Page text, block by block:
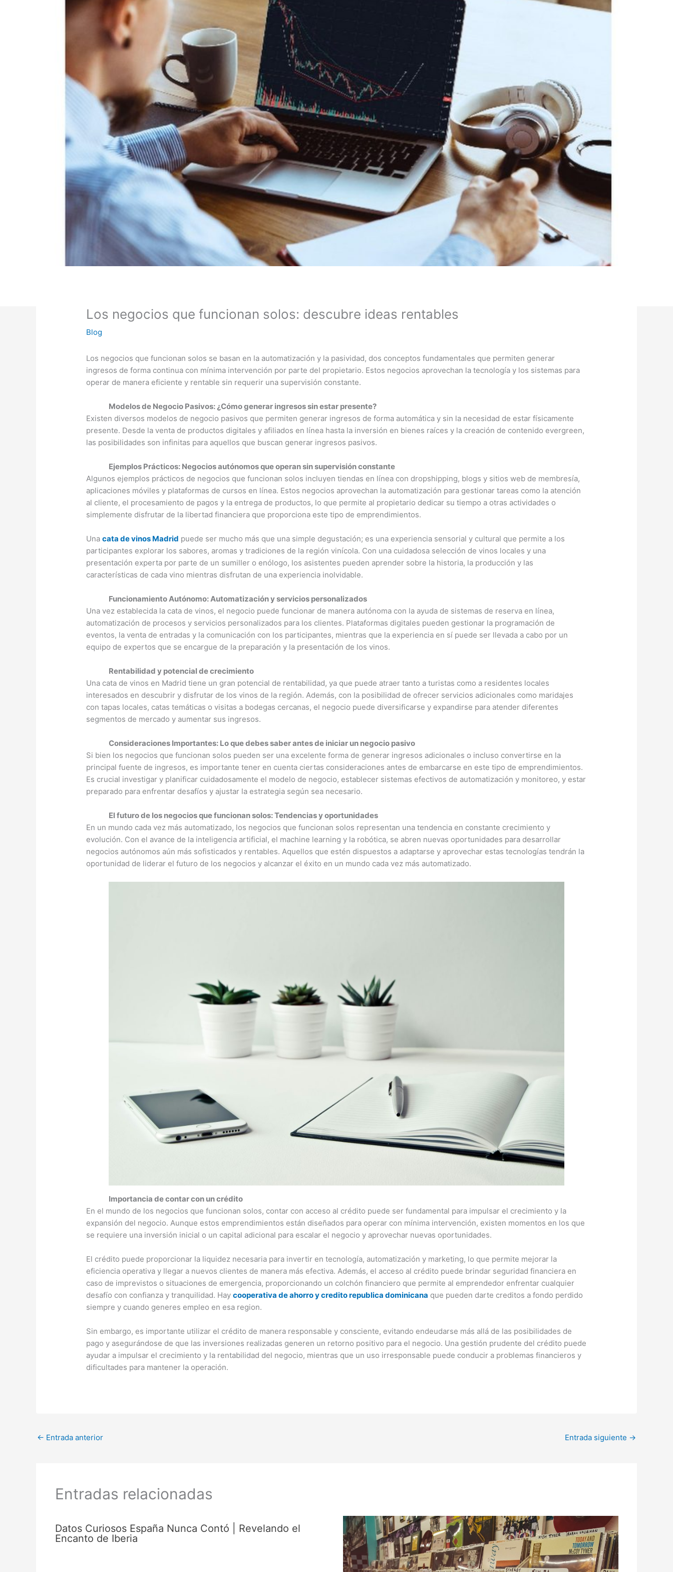
Los negocios que funcionan solos: descubre ideas rentables
Blog
Los negocios que funcionan solos se basan en la automatización y la pasividad, dos conceptos fundamentales que permiten generar
ingresos de forma continua con mínima intervención por parte del propietario. Estos negocios aprovechan la tecnología y los sistemas para
operar de manera eficiente y rentable sin requerir una supervisión constante.
Modelos de Negocio Pasivos: ¿Cómo generar ingresos sin estar presente?
Existen diversos modelos de negocio pasivos que permiten generar ingresos de forma automática y sin la necesidad de estar físicamente
presente. Desde la venta de productos digitales y afiliados en línea hasta la inversión en bienes raíces y la creación de contenido evergreen,
las posibilidades son infinitas para aquellos que buscan generar ingresos pasivos.
Ejemplos Prácticos: Negocios autónomos que operan sin supervisión constante
Algunos ejemplos prácticos de negocios que funcionan solos incluyen tiendas en línea con dropshipping, blogs y sitios web de membresía,
aplicaciones móviles y plataformas de cursos en línea. Estos negocios aprovechan la automatización para gestionar tareas como la atención
al cliente, el procesamiento de pagos y la entrega de productos, lo que permite al propietario dedicar su tiempo a otras actividades o
simplemente disfrutar de la libertad financiera que proporciona este tipo de emprendimientos.
Unacata de vinos Madrid puede ser mucho más que una simple degustación; es una experiencia sensorial y cultural que permite a los
participantes explorar los sabores, aromas y tradiciones de la región vinícola. Con una cuidadosa selección de vinos locales y una
presentación experta por parte de un sumiller o enólogo, los asistentes pueden aprender sobre la historia, la producción y las
características de cada vino mientras disfrutan de una experiencia inolvidable.
Funcionamiento Autónomo: Automatización y servicios personalizados
Una vez establecida la cata de vinos, el negocio puede funcionar de manera autónoma con la ayuda de sistemas de reserva en línea,
automatización de procesos y servicios personalizados para los clientes. Plataformas digitales pueden gestionar la programación de
eventos, la venta de entradas y la comunicación con los participantes, mientras que la experiencia en sí puede ser llevada a cabo por un
equipo de expertos que se encargue de la preparación y la presentación de los vinos.
Rentabilidad y potencial de crecimiento
Una cata de vinos en Madrid tiene un gran potencial de rentabilidad, ya que puede atraer tanto a turistas como a residentes locales
interesados en descubrir y disfrutar de los vinos de la región. Además, con la posibilidad de ofrecer servicios adicionales como maridajes
con tapas locales, catas temáticas o visitas a bodegas cercanas, el negocio puede diversificarse y expandirse para atender diferentes
segmentos de mercado y aumentar sus ingresos.
Consideraciones Importantes: Lo que debes saber antes de iniciar un negocio pasivo
Si bien los negocios que funcionan solos pueden ser una excelente forma de generar ingresos adicionales o incluso convertirse en la
principal fuente de ingresos, es importante tener en cuenta ciertas consideraciones antes de embarcarse en este tipo de emprendimientos.
Es crucial investigar y planificar cuidadosamente el modelo de negocio, establecer sistemas efectivos de automatización y monitoreo, y estar
preparado para enfrentar desafíos y ajustar la estrategia según sea necesario.
El futuro de los negocios que funcionan solos: Tendencias y oportunidades
En un mundo cada vez más automatizado, los negocios que funcionan solos representan una tendencia en constante crecimiento y
evolución. Con el avance de la inteligencia artificial, el machine learning y la robótica, se abren nuevas oportunidades para desarrollar
negocios autónomos aún más sofisticados y rentables. Aquellos que estén dispuestos a adaptarse y aprovechar estas tecnologías tendrán la
oportunidad de liderar el futuro de los negocios y alcanzar el éxito en un mundo cada vez más automatizado.
Importancia de contar con un crédito
En el mundo de los negocios que funcionan solos, contar con acceso al crédito puede ser fundamental para impulsar el crecimiento y la
expansión del negocio. Aunque estos emprendimientos están diseñados para operar con mínima intervención, existen momentos en los que
se requiere una inversión inicial o un capital adicional para escalar el negocio y aprovechar nuevas oportunidades.
El crédito puede proporcionar la liquidez necesaria para invertir en tecnología, automatización y marketing, lo que permite mejorar la
eficiencia operativa y llegar a nuevos clientes de manera más efectiva. Además, el acceso al crédito puede brindar seguridad financiera en
caso de imprevistos o situaciones de emergencia, proporcionando un colchón financiero que permite al emprendedor enfrentar cualquier
desafío con confianza y tranquilidad. Haycooperativa de ahorro y credito republica dominicana que pueden darte creditos a fondo perdido
siempre y cuando generes empleo en esa region.
Sin embargo, es importante utilizar el crédito de manera responsable y consciente, evitando endeudarse más allá de las posibilidades de
pago y asegurándose de que las inversiones realizadas generen un retorno positivo para el negocio. Una gestión prudente del crédito puede
ayudar a impulsar el crecimiento y la rentabilidad del negocio, mientras que un uso irresponsable puede conducir a problemas financieros y
dificultades para mantener la operación.
← Entrada anterior Entrada siguiente →
Entradas relacionadas
Datos Curiosos España Nunca Contó | Revelando el
Encanto de Iberia